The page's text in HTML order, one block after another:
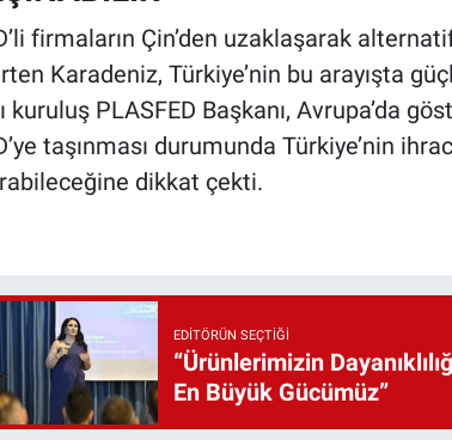
firmaların Çin’den uzaklaşarak
Karadeniz, Türkiye’nin bu arayışta
kuruluş PLASFED Başkanı, Avrupa’da
taşınması durumunda Türkiye’nin
dikkat çekti.
EDITÖRÜN SEÇTIĞI
“Ürünlerimizin
En Büyük Gücümüz”